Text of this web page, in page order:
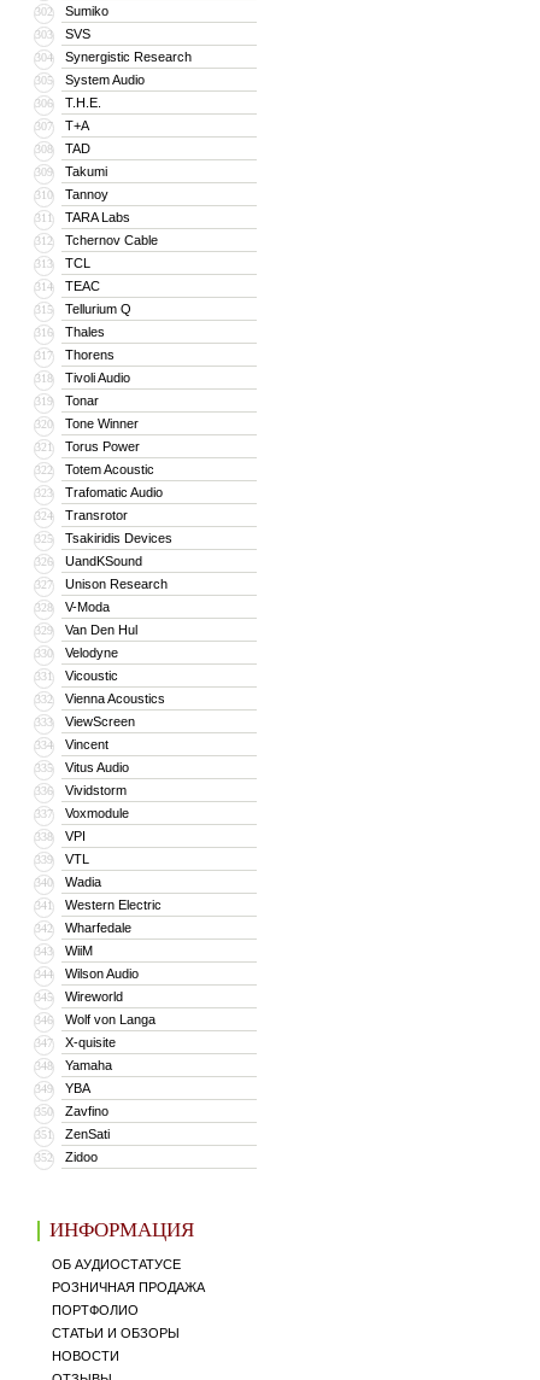
302 Sumiko
303 SVS
304 Synergistic Research
305 System Audio
306 T.H.E.
307 T+A
308 TAD
309 Takumi
310 Tannoy
311 TARA Labs
312 Tchernov Cable
313 TCL
314 TEAC
315 Tellurium Q
316 Thales
317 Thorens
318 Tivoli Audio
319 Tonar
320 Tone Winner
321 Torus Power
322 Totem Acoustic
323 Trafomatic Audio
324 Transrotor
325 Tsakiridis Devices
326 UandKSound
327 Unison Research
328 V-Moda
329 Van Den Hul
330 Velodyne
331 Vicoustic
332 Vienna Acoustics
333 ViewScreen
334 Vincent
335 Vitus Audio
336 Vividstorm
337 Voxmodule
338 VPI
339 VTL
340 Wadia
341 Western Electric
342 Wharfedale
343 WiiM
344 Wilson Audio
345 Wireworld
346 Wolf von Langa
347 X-quisite
348 Yamaha
349 YBA
350 Zavfino
351 ZenSati
352 Zidoo
ИНФОРМАЦИЯ
ОБ АУДИОСТАТУСЕ
РОЗНИЧНАЯ ПРОДАЖА
ПОРТФОЛИО
СТАТЬИ И ОБЗОРЫ
НОВОСТИ